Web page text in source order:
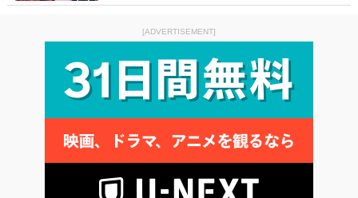
[ADVERTISEMENT]